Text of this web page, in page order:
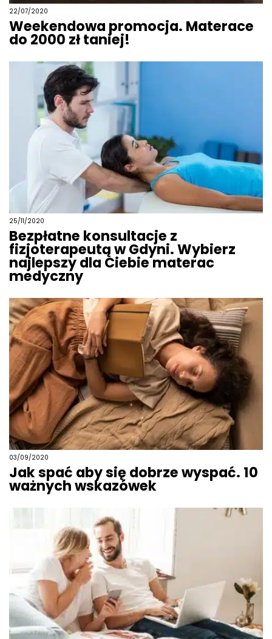
22/07/2020
Weekendowa promocja. Materace
do 2000 zł taniej!
25/11/2020
Bezpłatne konsultacje z
fizjoterapeutą w Gdyni. Wybierz
najlepszy dla Ciebie materac
medyczny
03/09/2020
Jak spać aby się dobrze wyspać. 10
ważnych wskazówek